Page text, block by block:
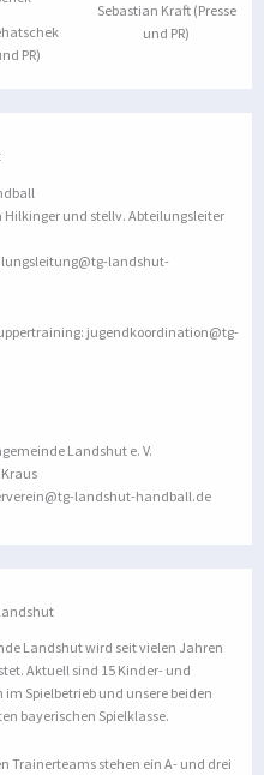
PR)
Sebastian Kraft (Presse
und PR)
und stellv. Abteilungsleiter
landshut-
jugendkoordination@tg-
Landshut e. V.
landshut-handball.de
Landshut wird seit vielen Jahren
Aktuell sind 15 Kinder- und
Spielbetrieb und unsere beiden
bayerischen Spielklasse.
Trainerteams stehen ein A- und drei